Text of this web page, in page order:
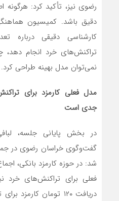
رضوی نیز، تأکید کرد: هرگونه
دقیق باشد. کمیسیون
کارشناسی دقیقی درباره
تراکنش‌های خرد انجام دهد،
نمی‌توان مدل بهینه طراحی کرد.
مدل فعلی کارمزد برای
جدی است
در بخش پایانی جلسه،
گفت‌وگوی خراسان رضوی در
شد: در حوزه کارمزد بانکی،
فعلی برای تراکنش‌های خرد
دریافت ۱۲۰ تومان